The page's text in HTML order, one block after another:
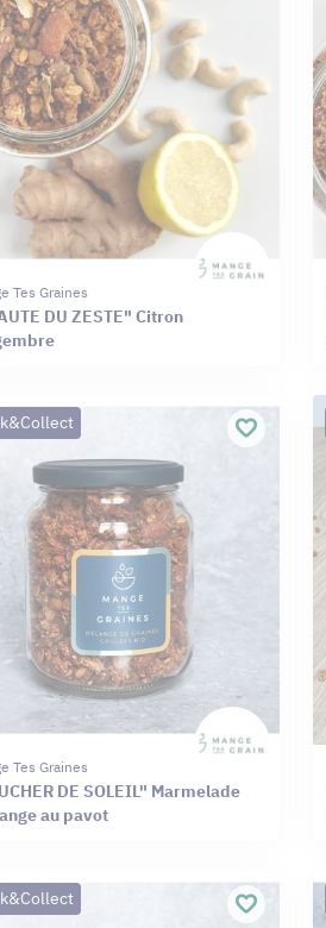
Tes Graines
DU ZESTE" Citron
Tes Graines
DE SOLEIL" Marmelade
au pavot